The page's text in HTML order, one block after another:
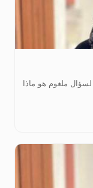
لسؤال ملغوم هو ماذا